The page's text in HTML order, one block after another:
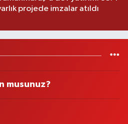
projede imzalar atıldı
musunuz?